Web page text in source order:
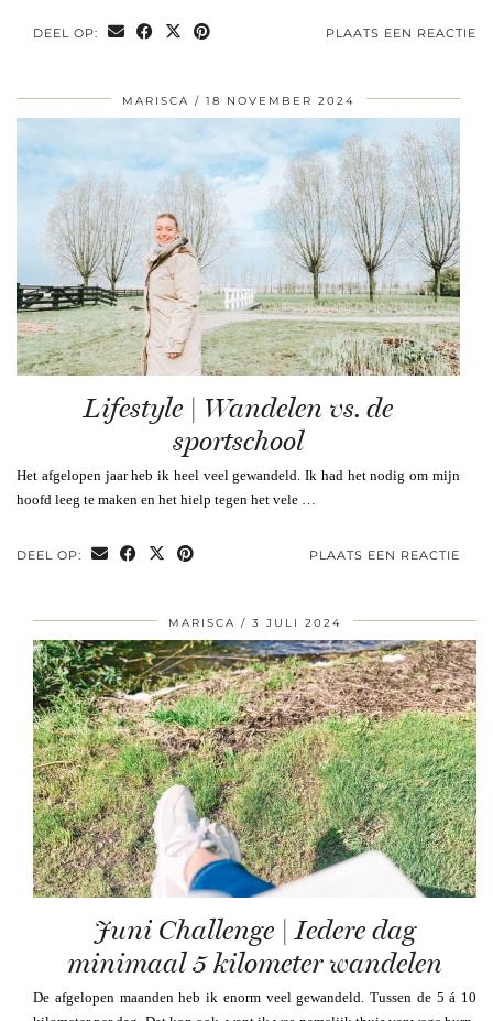
DEEL OP: PLAATS EEN REACTIE
MARISCA 18 NOVEMBER 2024
Lifestyle | Wandelen vs. de
sportschool
Het afgelopen jaar heb ik heel veel gewandeld. Ik had het nodig om mijn
hoofd leeg te maken en het hielp tegen het vele …
DEEL OP: PLAATS EEN REACTIE
MARISCA 3 JULI 2024
Juni Challenge | Iedere dag
minimaal 5 kilometer wandelen
De afgelopen maanden heb ik enorm veel gewandeld. Tussen de 5 á 10